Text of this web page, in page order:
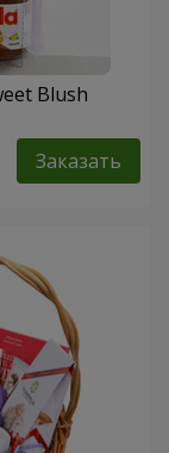
Blush
Заказать